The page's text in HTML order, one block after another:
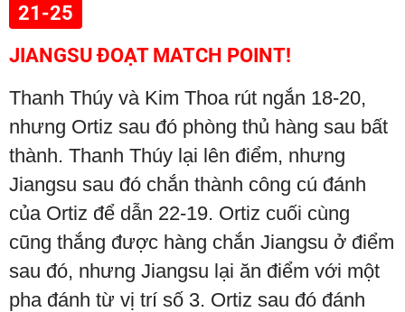
21-25
JIANGSU ĐOẠT MATCH POINT!
Thanh Thúy và Kim Thoa rút ngắn 18-20,
nhưng Ortiz sau đó phòng thủ hàng sau bất
thành. Thanh Thúy lại lên điểm, nhưng
Jiangsu sau đó chắn thành công cú đánh
của Ortiz để dẫn 22-19. Ortiz cuối cùng
cũng thắng được hàng chắn Jiangsu ở điểm
sau đó, nhưng Jiangsu lại ăn điểm với một
pha đánh từ vị trí số 3. Ortiz sau đó đánh